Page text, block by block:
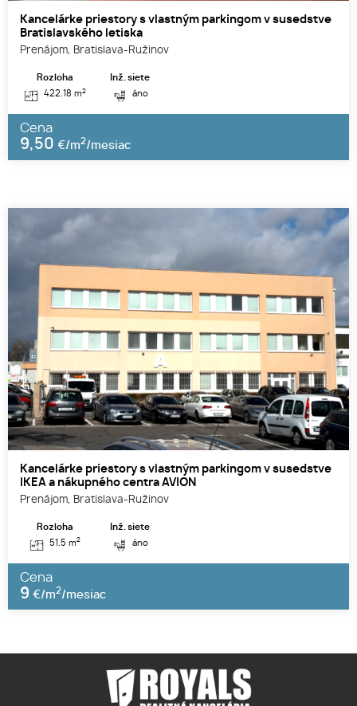
Kancelárke priestory s vlastným parkingom v susedstve
Bratislavského letiska
Prenájom, Bratislava-Ružinov
Rozloha
422.18 m2
Inž. siete
áno
Cena
9,50 €/m2/mesiac
Kancelárke priestory s vlastným parkingom v susedstve
IKEA a nákupného centra AVION
Prenájom, Bratislava-Ružinov
Rozloha
51.5 m2
Inž. siete
áno
Cena
9 €/m2/mesiac